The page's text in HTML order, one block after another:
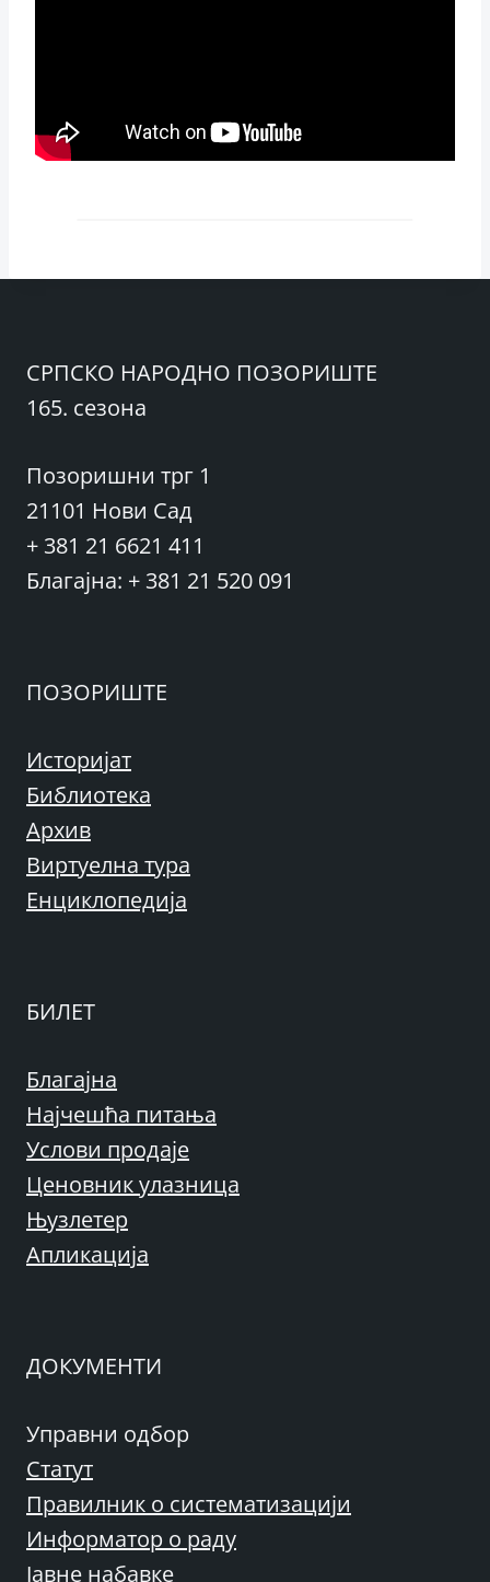
СРПСКО НАРОДНО ПОЗОРИШТЕ
165. сезона
Позоришни трг 1
21101 Нови Сад
+ 381 21 6621 411
Благајна: + 381 21 520 091
ПОЗОРИШТЕ
Историјат
Библиотека
Архив
Виртуелна тура
Енциклопедија
БИЛЕТ
Благајна
Најчешћа питања
Услови продаје
Ценовник улазница
Њузлетер
Апликација
ДОКУМЕНТИ
Управни одбор
Статут
Правилник о систематизацији
Информатор о раду
Јавне набавке